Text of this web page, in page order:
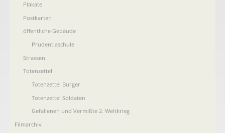
Plakate
Postkarten
öffentliche Gebäude
Prudentiaschule
Strassen
Totenzettel
Totenzettel Bürger
Totenzettel Soldaten
Gefallenen und Vermißte 2. Weltkrieg
Filmarchiv